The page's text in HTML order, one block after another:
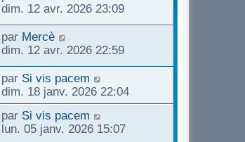
e
n
i
r
m
e
s
s
dim. 12 avr. 2026 23:09
D
e
n
i
e
r
m
par Mercè
dim. 12 avr. 2026 22:59
D
e
r
n
i
par Si vis pacem
dim. 18 janv. 2026 22:04
D
e
par Si vis pacem
lun. 05 janv. 2026 15:07